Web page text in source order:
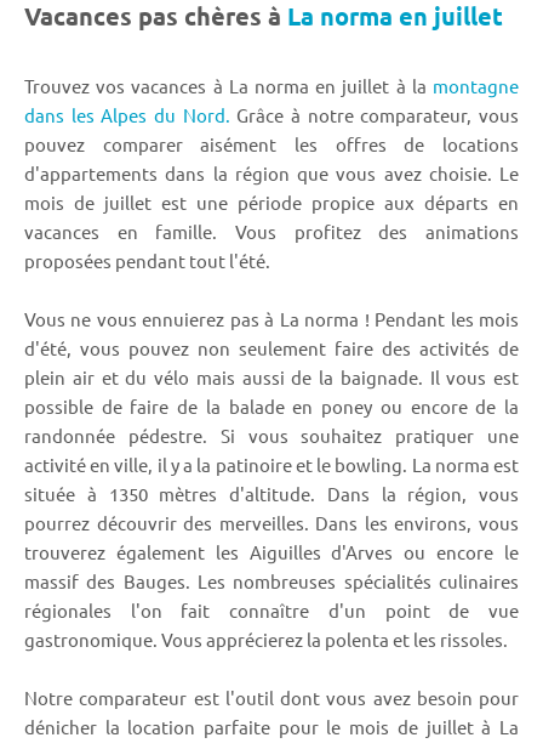
Vacances pas chères à La norma en juillet
Trouvez vos vacances à La norma en juillet à la montagne
dans les Alpes du Nord. Grâce à notre comparateur, vous
pouvez comparer aisément les offres de locations
d'appartements dans la région que vous avez choisie. Le
mois de juillet est une période propice aux départs en
vacances en famille. Vous profitez des animations
proposées pendant tout l'été.
Vous ne vous ennuierez pas à La norma ! Pendant les mois
d'été, vous pouvez non seulement faire des activités de
plein air et du vélo mais aussi de la baignade. Il vous est
possible de faire de la balade en poney ou encore de la
randonnée pédestre. Si vous souhaitez pratiquer une
activité en ville, il y a la patinoire et le bowling. La norma est
située à 1350 mètres d'altitude. Dans la région, vous
pourrez découvrir des merveilles. Dans les environs, vous
trouverez également les Aiguilles d'Arves ou encore le
massif des Bauges. Les nombreuses spécialités culinaires
régionales l'on fait connaître d'un point de vue
gastronomique. Vous apprécierez la polenta et les rissoles.
Notre comparateur est l'outil dont vous avez besoin pour
dénicher la location parfaite pour le mois de juillet à La